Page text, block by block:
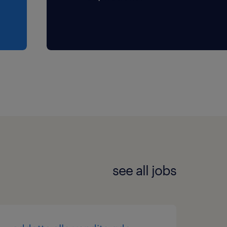
dei
see all jobs